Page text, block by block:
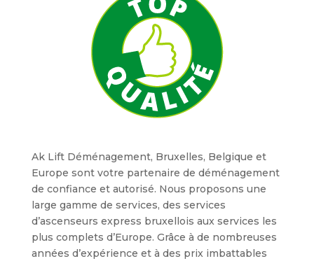
Ak Lift Déménagement, Bruxelles, Belgique et
Europe sont votre partenaire de déménagement
de confiance et autorisé. Nous proposons une
large gamme de services, des services
d’ascenseurs express bruxellois aux services les
plus complets d’Europe. Grâce à de nombreuses
années d’expérience et à des prix imbattables